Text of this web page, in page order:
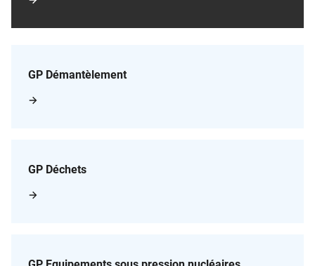
GP Démantèlement
GP Déchets